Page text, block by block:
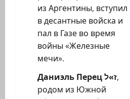
из Аргентины, вступил
в десантные войска и
пал в Газе во время
войны «Железные
мечи».
Даниэль Перецז»ל,
родом из Южной